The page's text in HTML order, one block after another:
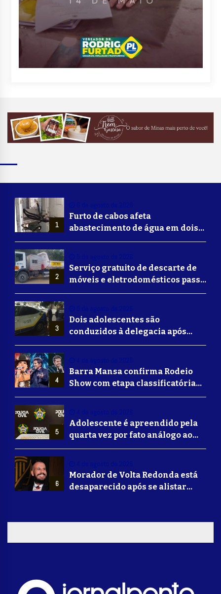
1
Furto de cabos afeta
abastecimento de água em dois
bairros de Volta Redonda
2
Serviço gratuito de descarte de
móveis e eletrodomésticos passa
a ser oferecido em Volta
3
Dois adolescentes são
conduzidos à delegacia após
suposta agressão a idoso em
4
Barra Mansa confirma Rodeio
Show com etapa classificatória
para Barretos e grandes nomes
5
Adolescente é apreendido pela
quarta vez por fato análogo ao
tráfico de drogas durante
Barra Mansa
6
Morador de Volta Redonda está
desaparecido após se alistar